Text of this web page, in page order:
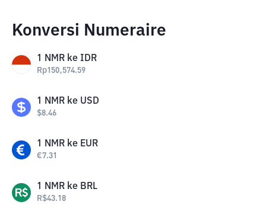
Konversi Numeraire
1 NMR ke IDR
Rp150,574.59
1 NMR ke USD
$8.46
1 NMR ke EUR
€7.31
1 NMR ke BRL
R$43.18